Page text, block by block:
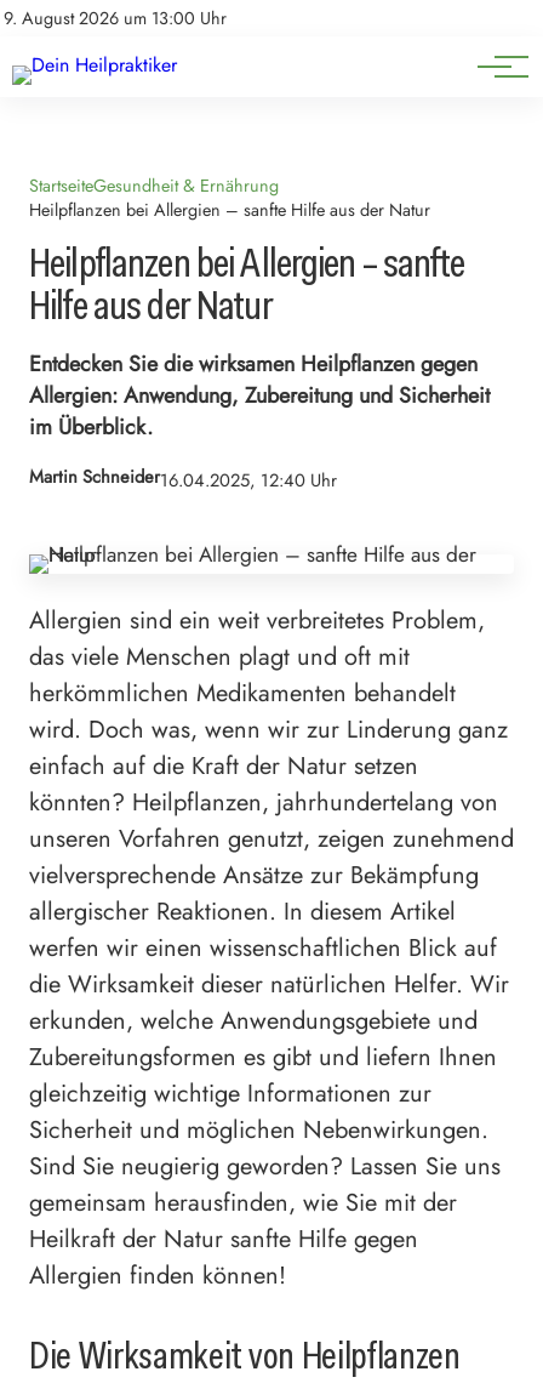
9. August 2026 um 13:00 Uhr
Impressum
Natürliche Medizin
Heilpflanzen & Kräuterkunde
StartseiteGesundheit & Ernährung
Heilpflanzen bei Allergien – sanfte Hilfe aus der Natur
Heilpflanzen bei Allergien – sanfte
Hilfe aus der Natur
Entdecken Sie die wirksamen Heilpflanzen gegen
Allergien: Anwendung, Zubereitung und Sicherheit
im Überblick.
Martin Schneider16.04.2025, 12:40 Uhr
Allergien sind ein weit verbreitetes Problem,
das viele Menschen plagt und oft mit
herkömmlichen Medikamenten behandelt
wird. Doch was, wenn wir zur Linderung ganz
einfach auf die Kraft der Natur setzen
könnten? Heilpflanzen, jahrhundertelang von
unseren Vorfahren genutzt, zeigen zunehmend
vielversprechende Ansätze zur Bekämpfung
allergischer Reaktionen. In diesem Artikel
werfen wir einen wissenschaftlichen Blick auf
die Wirksamkeit dieser natürlichen Helfer. Wir
erkunden, welche Anwendungsgebiete und
Zubereitungsformen es gibt und liefern Ihnen
gleichzeitig wichtige Informationen zur
Sicherheit und möglichen Nebenwirkungen.
Sind Sie neugierig geworden? Lassen Sie uns
gemeinsam herausfinden, wie Sie mit der
Heilkraft der Natur sanfte Hilfe gegen
Allergien finden können!
Die Wirksamkeit von Heilpflanzen